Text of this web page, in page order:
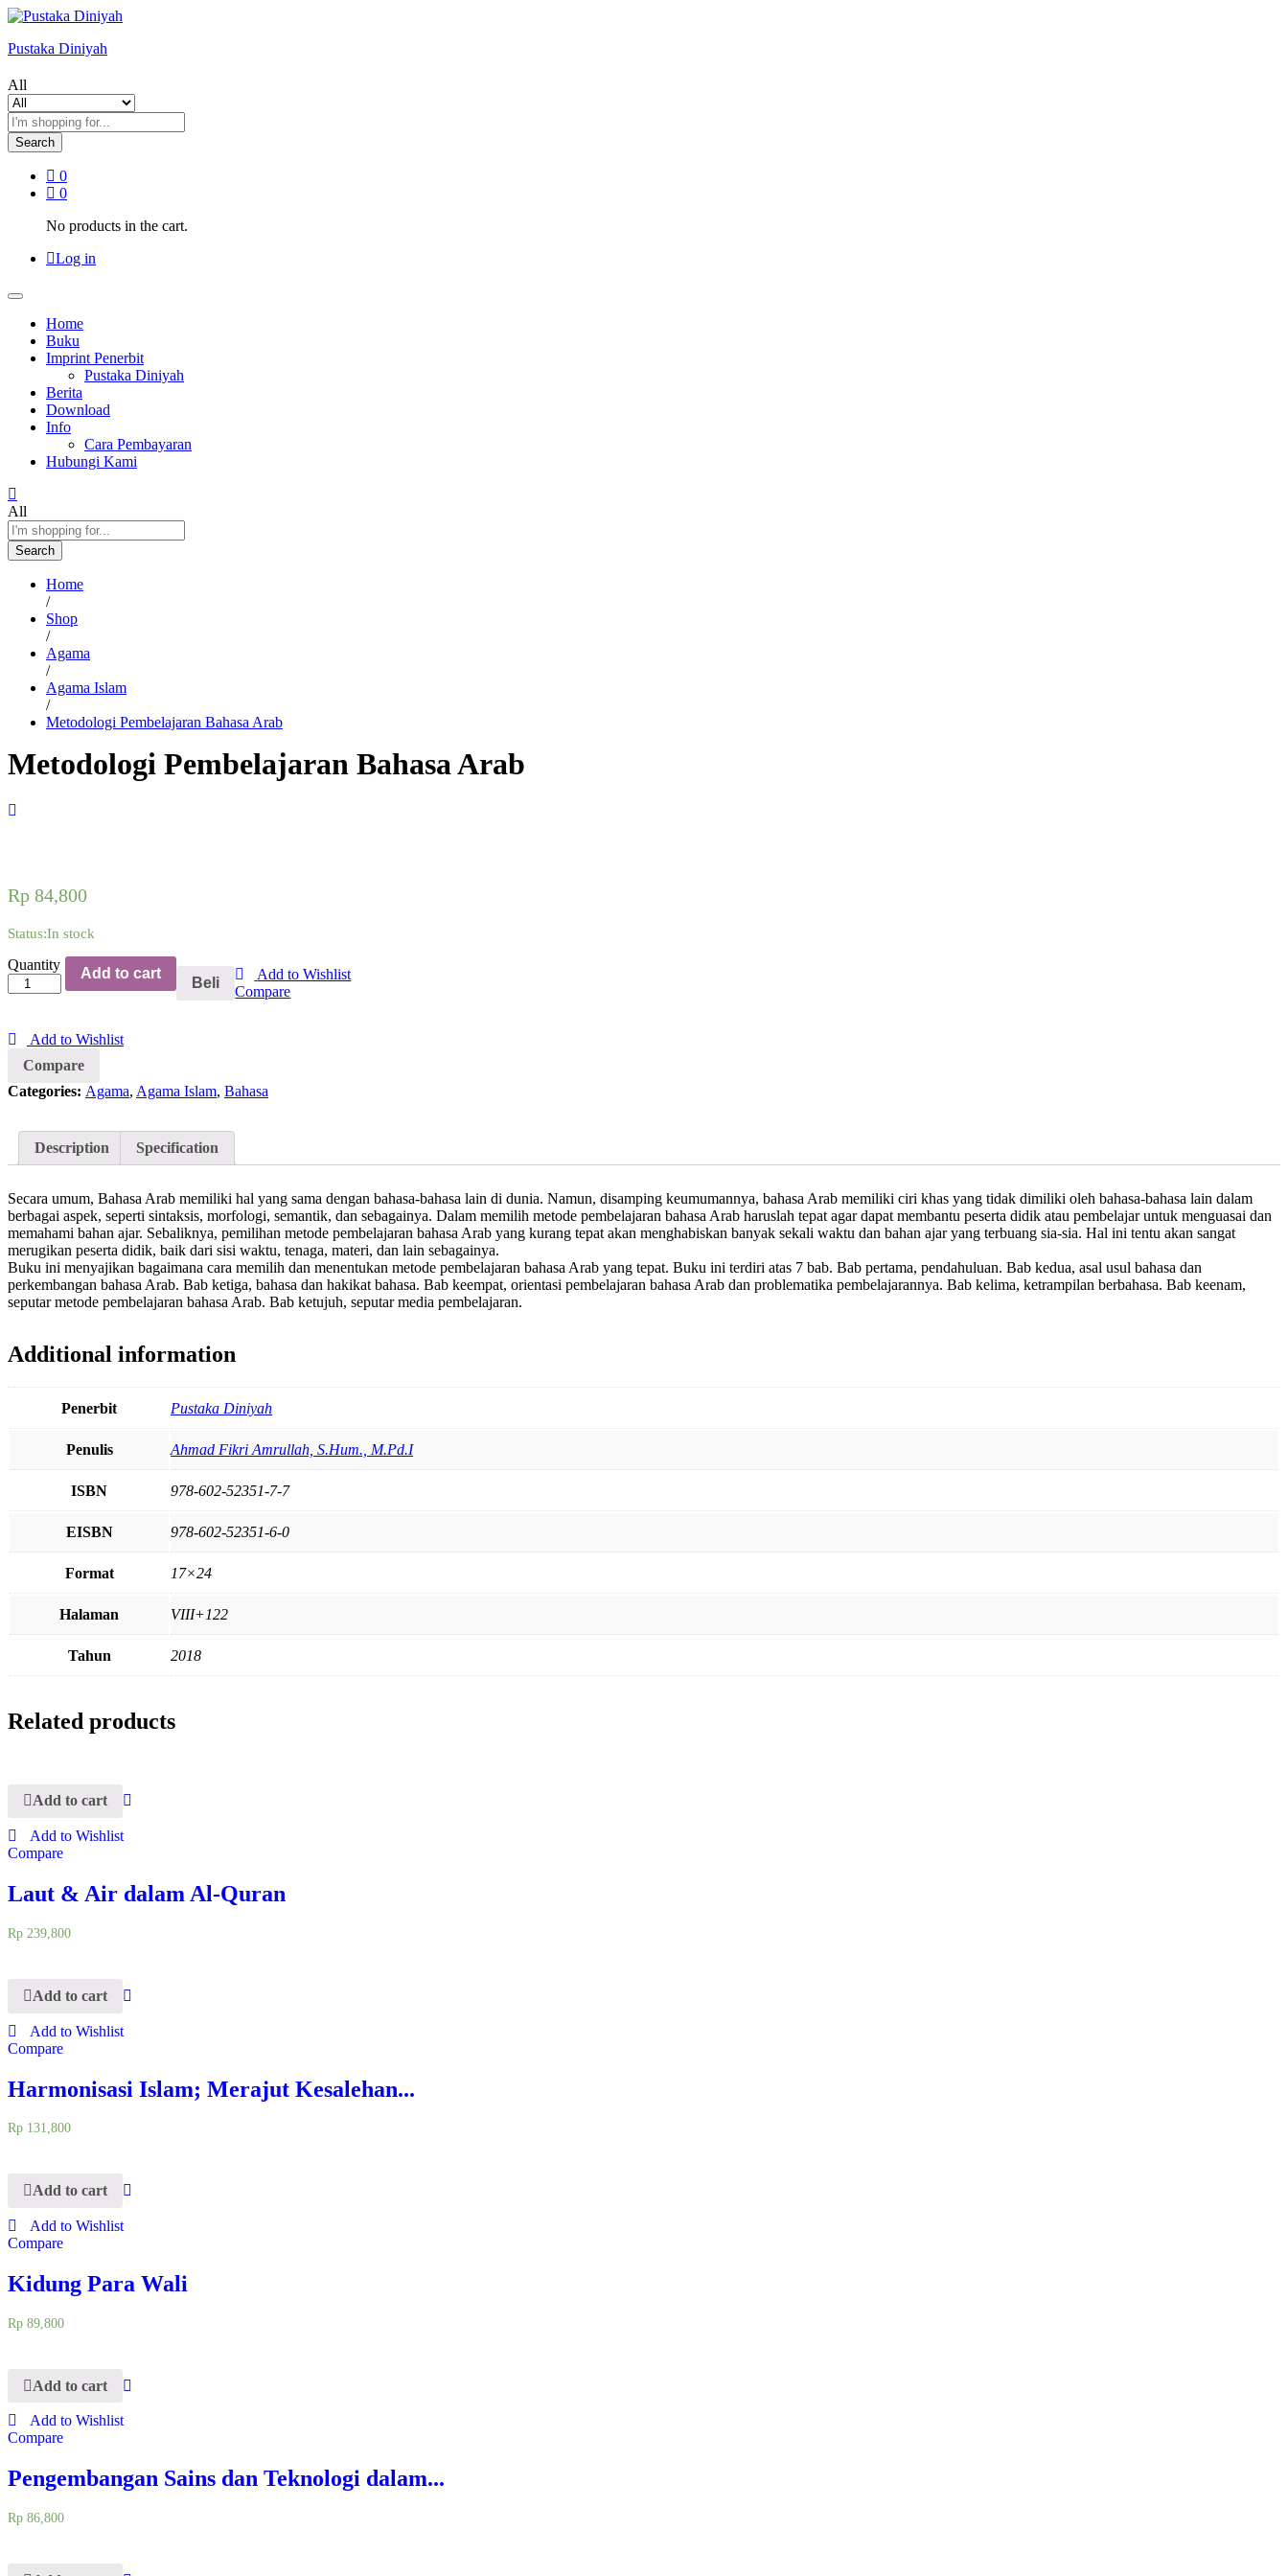
Pustaka Diniyah
All
Search
0
0
No products in the cart.
Log in
Home
Buku
Imprint Penerbit
Pustaka Diniyah
Berita
Download
Info
Cara Pembayaran
Hubungi Kami
All
Search
Home
/
Shop
/
Agama
/
Agama Islam
/
Metodologi Pembelajaran Bahasa Arab
Metodologi Pembelajaran Bahasa Arab
Rp 84,800
Status:In stock
Metodologi
Pembelajaran
Bahasa
quantity
Quantity
Add to cart
Beli
Add to Wishlist
Compare
Add to Wishlist
Compare
Categories: Agama, Agama Islam, Bahasa
Description Specification
Secara umum, Bahasa Arab memiliki hal yang sama dengan bahasa-bahasa lain di dunia. Namun, disamping keumumannya, bahasa Arab memiliki ciri khas yang tidak dimiliki oleh bahasa-bahasa lain dalam
berbagai aspek, seperti sintaksis, morfologi, semantik, dan sebagainya. Dalam memilih metode pembelajaran bahasa Arab haruslah tepat agar dapat membantu peserta didik atau pembelajar untuk menguasai dan
memahami bahan ajar. Sebaliknya, pemilihan metode pembelajaran bahasa Arab yang kurang tepat akan menghabiskan banyak sekali waktu dan bahan ajar yang terbuang sia-sia. Hal ini tentu akan sangat
merugikan peserta didik, baik dari sisi waktu, tenaga, materi, dan lain sebagainya.
Buku ini menyajikan bagaimana cara memilih dan menentukan metode pembelajaran bahasa Arab yang tepat. Buku ini terdiri atas 7 bab. Bab pertama, pendahuluan. Bab kedua, asal usul bahasa dan
perkembangan bahasa Arab. Bab ketiga, bahasa dan hakikat bahasa. Bab keempat, orientasi pembelajaran bahasa Arab dan problematika pembelajarannya. Bab kelima, ketrampilan berbahasa. Bab keenam,
seputar metode pembelajaran bahasa Arab. Bab ketujuh, seputar media pembelajaran.
Additional information
Penerbit Pustaka Diniyah
Penulis Ahmad Fikri Amrullah, S.Hum., M.Pd.I
ISBN 978-602-52351-7-7
EISBN 978-602-52351-6-0
Format 17×24
Halaman VIII+122
Tahun 2018
Related products
Add to cart
Add to Wishlist
Compare
Laut & Air dalam Al-Quran
Rp 239,800
Add to cart
Add to Wishlist
Compare
Harmonisasi Islam; Merajut Kesalehan...
Rp 131,800
Add to cart
Add to Wishlist
Compare
Kidung Para Wali
Rp 89,800
Add to cart
Add to Wishlist
Compare
Pengembangan Sains dan Teknologi dalam...
Rp 86,800